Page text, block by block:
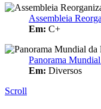
Assembleia
Em: C+
Panorama
Em: Diversos
Scroll